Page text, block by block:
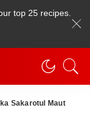
top 25 recipes.
Sakarotul Maut